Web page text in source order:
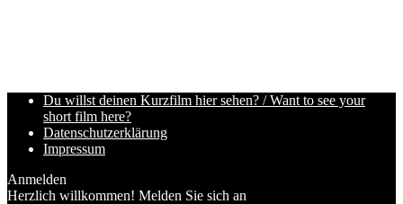
Du willst deinen Kurzfilm hier sehen? / Want to see your
short film here?
Datenschutzerklärung
Impressum
Anmelden
Herzlich willkommen! Melden Sie sich an